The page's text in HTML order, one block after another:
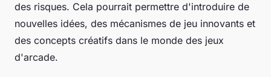
des risques. Cela pourrait permettre d'introduire de
nouvelles idées, des mécanismes de jeu innovants et
des concepts créatifs dans le monde des jeux
d'arcade.